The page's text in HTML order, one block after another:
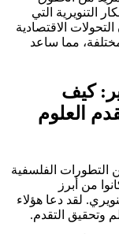
التنويرية التي
الاقتصادية
مما ساعد
كيف
العلوم
التطورات الفلسفية
من أبرز
لقد دعا هؤلاء
وتحقيق التقدم.